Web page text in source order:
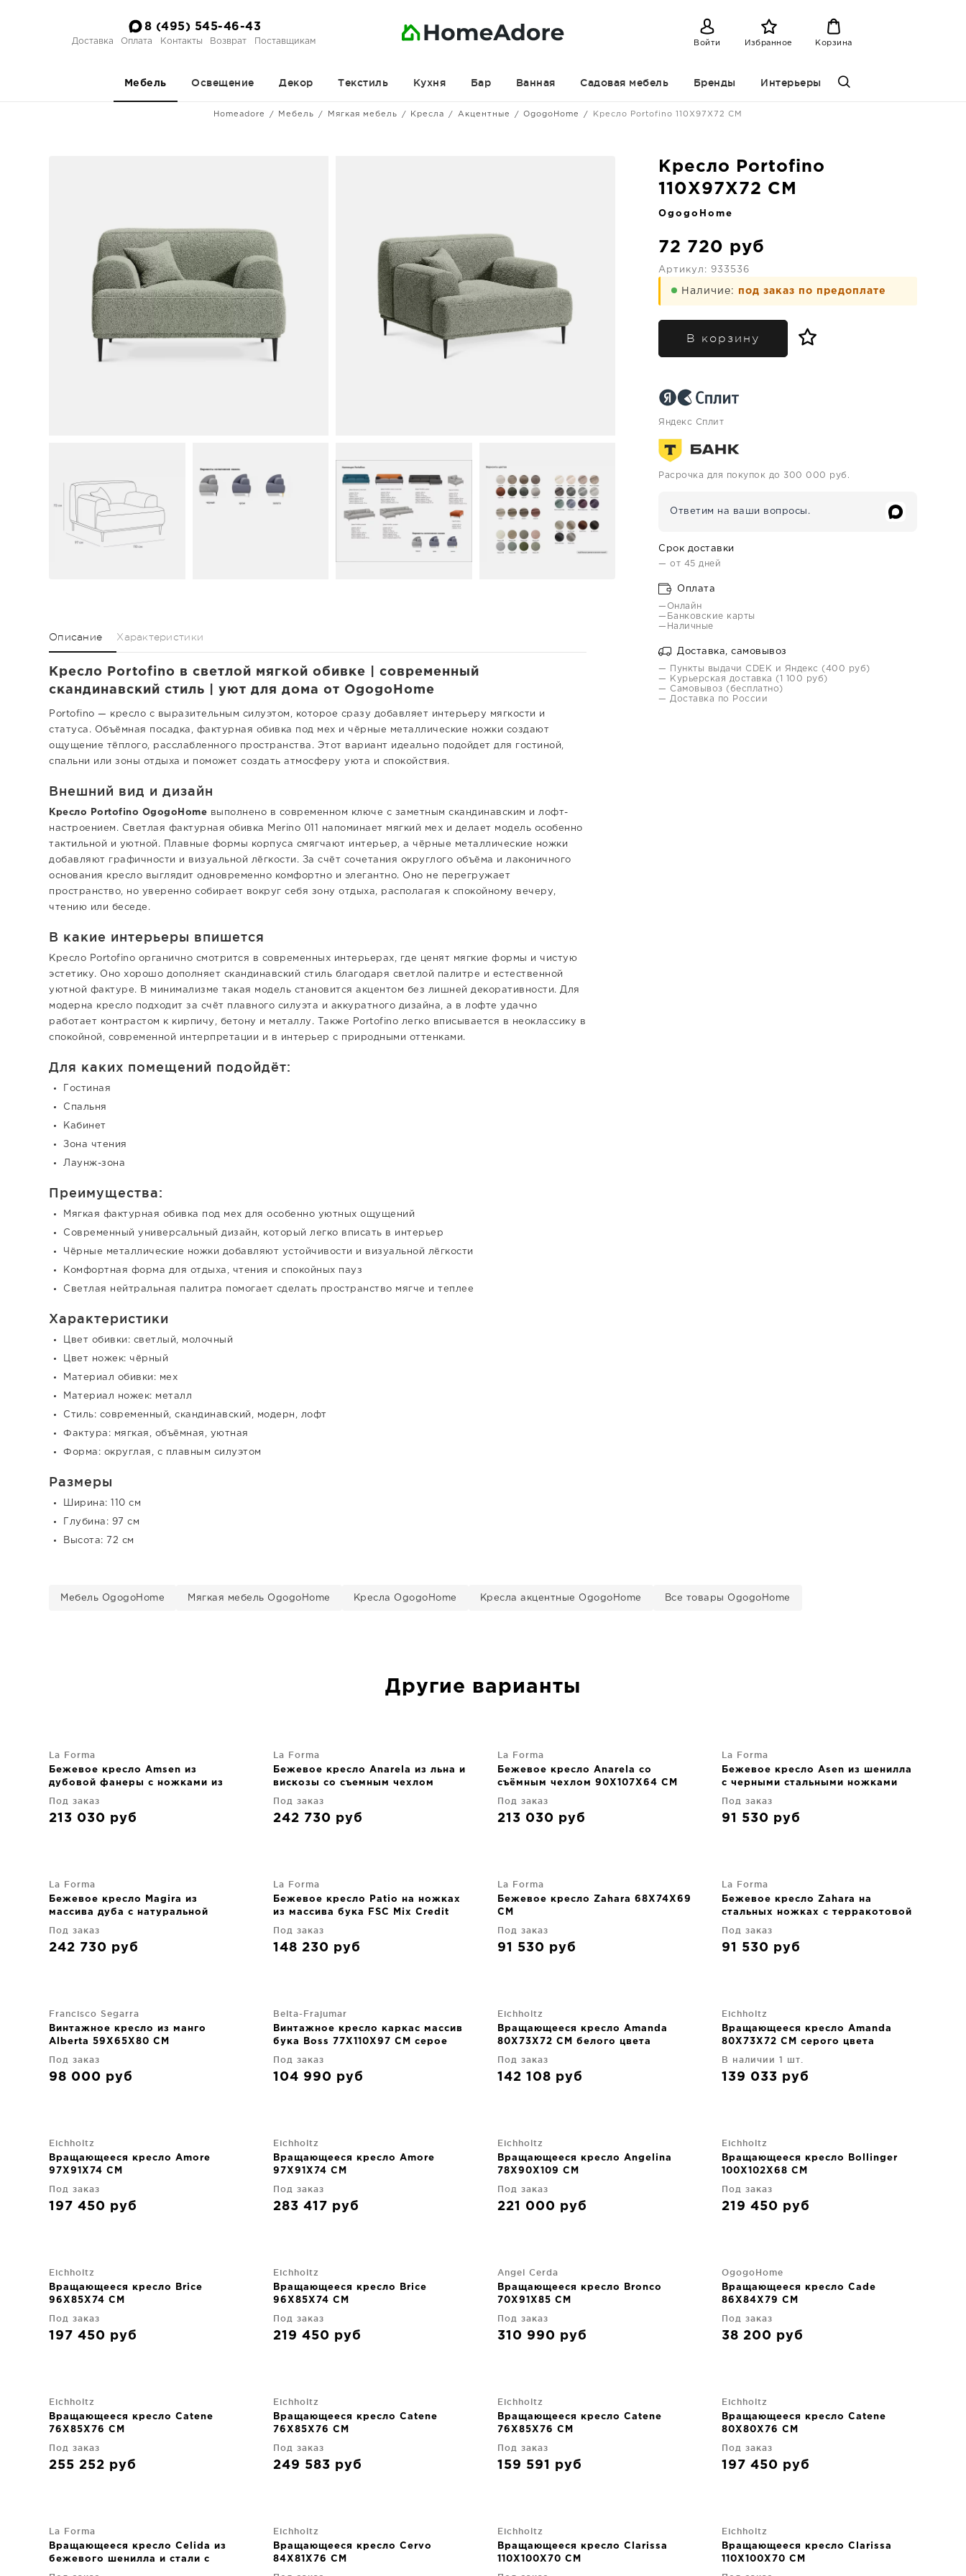
8 (495) 545-46-43
Доставка Оплата Контакты Возврат Поставщикам Войти Избранное Корзина
Мебель Освещение Декор Текстиль Кухня Бар Ванная Садовая мебель Бренды Интерьеры
Homeadore Мебель Мягкая мебель Кресла Акцентные OgogoHome Кресло Portofino 110X97X72 CM
Кресло Portofino
110X97X72 CM
OgogoHome
72 720 руб
Артикул: 933536
Наличие: под заказ по предоплате
В корзину
Яндекс Сплит
Расрочка для покупок до 300 000 руб.
Ответим на ваши вопросы.
Срок доставки
— от 45 дней
Оплата
—Онлайн
—Банковские карты
—Наличные
Доставка, самовывоз
— Пункты выдачи CDEK и Яндекс (400 руб)
— Курьерская доставка (1 100 руб)
— Самовывоз (бесплатно)
— Доставка по России
Описание Характеристики
Кресло Portofino в светлой мягкой обивке | современный
скандинавский стиль | уют для дома от OgogoHome
Portofino — кресло с выразительным силуэтом, которое сразу добавляет интерьеру мягкости и
статуса. Объёмная посадка, фактурная обивка под мех и чёрные металлические ножки создают
ощущение тёплого, расслабленного пространства. Этот вариант идеально подойдет для гостиной,
спальни или зоны отдыха и поможет создать атмосферу уюта и спокойствия.
Внешний вид и дизайн
Кресло Portofino OgogoHome выполнено в современном ключе с заметным скандинавским и лофт-
настроением. Светлая фактурная обивка Merino 011 напоминает мягкий мех и делает модель особенно
тактильной и уютной. Плавные формы корпуса смягчают интерьер, а чёрные металлические ножки
добавляют графичности и визуальной лёгкости. За счёт сочетания округлого объёма и лаконичного
основания кресло выглядит одновременно комфортно и элегантно. Оно не перегружает
пространство, но уверенно собирает вокруг себя зону отдыха, располагая к спокойному вечеру,
чтению или беседе.
В какие интерьеры впишется
Кресло Portofino органично смотрится в современных интерьерах, где ценят мягкие формы и чистую
эстетику. Оно хорошо дополняет скандинавский стиль благодаря светлой палитре и естественной
уютной фактуре. В минимализме такая модель становится акцентом без лишней декоративности. Для
модерна кресло подходит за счёт плавного силуэта и аккуратного дизайна, а в лофте удачно
работает контрастом к кирпичу, бетону и металлу. Также Portofino легко вписывается в неоклассику в
спокойной, современной интерпретации и в интерьер с природными оттенками.
Для каких помещений подойдёт:
Гостиная
Спальня
Кабинет
Зона чтения
Лаунж-зона
Преимущества:
Мягкая фактурная обивка под мех для особенно уютных ощущений
Современный универсальный дизайн, который легко вписать в интерьер
Чёрные металлические ножки добавляют устойчивости и визуальной лёгкости
Комфортная форма для отдыха, чтения и спокойных пауз
Светлая нейтральная палитра помогает сделать пространство мягче и теплее
Характеристики
Цвет обивки: светлый, молочный
Цвет ножек: чёрный
Материал обивки: мех
Материал ножек: металл
Стиль: современный, скандинавский, модерн, лофт
Фактура: мягкая, объёмная, уютная
Форма: округлая, с плавным силуэтом
Размеры
Ширина: 110 см
Глубина: 97 см
Высота: 72 см
Мебель OgogoHome Мягкая мебель OgogoHome Кресла OgogoHome Кресла акцентные OgogoHome Все товары OgogoHome
Другие варианты
La Forma
Бежевое кресло Amsen из
дубовой фанеры с ножками из
Под заказ
213 030 руб
La Forma
Бежевое кресло Anarela из льна и
вискозы со съемным чехлом
Под заказ
242 730 руб
La Forma
Бежевое кресло Anarela со
съёмным чехлом 90X107X64 CM
Под заказ
213 030 руб
La Forma
Бежевое кресло Asen из шенилла
с черными стальными ножками
Под заказ
91 530 руб
La Forma
Бежевое кресло Magira из
массива дуба с натуральной
Под заказ
242 730 руб
La Forma
Бежевое кресло Patio на ножках
из массива бука FSC Mix Credit
Под заказ
148 230 руб
La Forma
Бежевое кресло Zahara 68X74X69
CM
Под заказ
91 530 руб
La Forma
Бежевое кресло Zahara на
стальных ножках с терракотовой
Под заказ
91 530 руб
Francisco Segarra
Винтажное кресло из манго
Alberta 59X65X80 CM
Под заказ
98 000 руб
Belta-Frajumar
Винтажное кресло каркас массив
бука Boss 77X110X97 CM серое
Под заказ
104 990 руб
Eichholtz
Вращающееся кресло Amanda
80X73X72 CM белого цвета
Под заказ
142 108 руб
Eichholtz
Вращающееся кресло Amanda
80X73X72 CM серого цвета
В наличии 1 шт.
139 033 руб
Eichholtz
Вращающееся кресло Amore
97X91X74 CM
Под заказ
197 450 руб
Eichholtz
Вращающееся кресло Amore
97X91X74 CM
Под заказ
283 417 руб
Eichholtz
Вращающееся кресло Angelina
78X90X109 CM
Под заказ
221 000 руб
Eichholtz
Вращающееся кресло Bollinger
100X102X68 CM
Под заказ
219 450 руб
Eichholtz
Вращающееся кресло Brice
96X85X74 CM
Под заказ
197 450 руб
Eichholtz
Вращающееся кресло Brice
96X85X74 CM
Под заказ
219 450 руб
Angel Cerda
Вращающееся кресло Bronco
70X91X85 CM
Под заказ
310 990 руб
OgogoHome
Вращающееся кресло Cade
86X84X79 CM
Под заказ
38 200 руб
Eichholtz
Вращающееся кресло Catene
76X85X76 CM
Под заказ
255 252 руб
Eichholtz
Вращающееся кресло Catene
76X85X76 CM
Под заказ
249 583 руб
Eichholtz
Вращающееся кресло Catene
76X85X76 CM
Под заказ
159 591 руб
Eichholtz
Вращающееся кресло Catene
80X80X76 CM
Под заказ
197 450 руб
La Forma
Вращающееся кресло Celida из
бежевого шенилла и стали с
Eichholtz
Вращающееся кресло Cervo
84X81X76 CM
Eichholtz
Вращающееся кресло Clarissa
110X100X70 CM
Eichholtz
Вращающееся кресло Clarissa
110X100X70 CM